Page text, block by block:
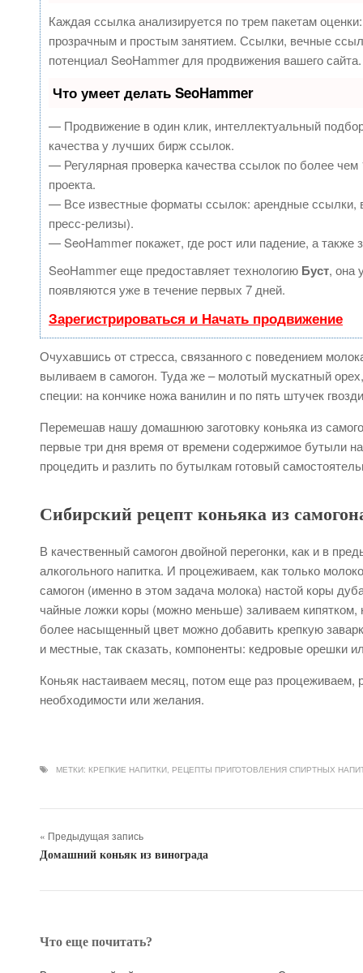
Каждая ссылка анализируется по трем пакетам
прозрачным и простым занятием. Ссылки, вечные
потенциал SeoHammer для продвижения вашего сайта.
Что умеет делать SeoHammer
— Продвижение в один клик, интеллектуальный
качества у лучших бирж ссылок.
— Регулярная проверка качества ссылок по более
проекта.
— Все известные форматы ссылок: арендные ссылки,
пресс-релизы).
— SeoHammer покажет, где рост или падение, а также
SeoHammer еще предоставляет технологию Буст, она
появляются уже в течение первых 7 дней.
Зарегистрироваться и Начать продвижение
Очухавшись от стресса, связанного с поведением
выливаем в самогон. Туда же – молотый мускатный
специи: на кончике ножа ванилин и по пять штучек
Перемешав нашу домашнюю заготовку коньяка из
первые три дня время от времени содержимое бутыли
процедить и разлить по бутылкам готовый
Сибирский рецепт коньяка из
В качественный самогон двойной перегонки, как и в
алкогольного напитка. И процеживаем, как только
самогон (именно в этом задача молока) настой коры
чайные ложки коры (можно меньше) заливаем
более насыщенный цвет можно добавить крепкую
и местные, так сказать, компоненты: кедровые орешки
Коньяк настаиваем месяц, потом еще раз
необходимости или желания.
МЕТКИ: КРЕПКИЕ НАПИТКИ, РЕЦЕПТЫ ПРИГОТОВЛЕНИЯ СПИРТНЫХ
« Предыдущая запись
Домашний коньяк из винограда
Что еще почитать?